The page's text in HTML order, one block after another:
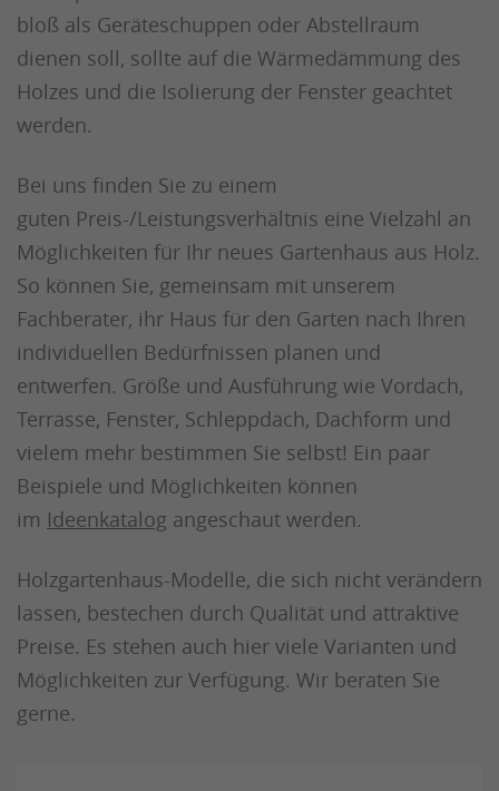
bloß als Geräteschuppen oder Abstellraum
dienen soll, sollte auf die Wärmedämmung des
Holzes und die Isolierung der Fenster geachtet
werden.
Bei uns finden Sie zu einem
guten Preis-/Leistungsverhältnis eine Vielzahl an
Möglichkeiten für Ihr neues Gartenhaus aus Holz.
So können Sie, gemeinsam mit unserem
Fachberater, ihr Haus für den Garten nach Ihren
individuellen Bedürfnissen planen und
entwerfen. Größe und Ausführung wie Vordach,
Terrasse, Fenster, Schleppdach, Dachform und
vielem mehr bestimmen Sie selbst! Ein paar
Beispiele und Möglichkeiten können
im Ideenkatalog angeschaut werden.
Holzgartenhaus-Modelle, die sich nicht verändern
lassen, bestechen durch Qualität und attraktive
Preise. Es stehen auch hier viele Varianten und
Möglichkeiten zur Verfügung. Wir beraten Sie
gerne.